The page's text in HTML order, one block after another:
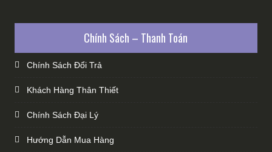
Chính Sách – Thanh Toán
Chính Sách Đổi Trả
Khách Hàng Thân Thiết
Chính Sách Đại Lý
Hướng Dẫn Mua Hàng